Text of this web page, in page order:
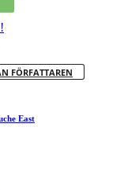
FÖRFATTAREN
East